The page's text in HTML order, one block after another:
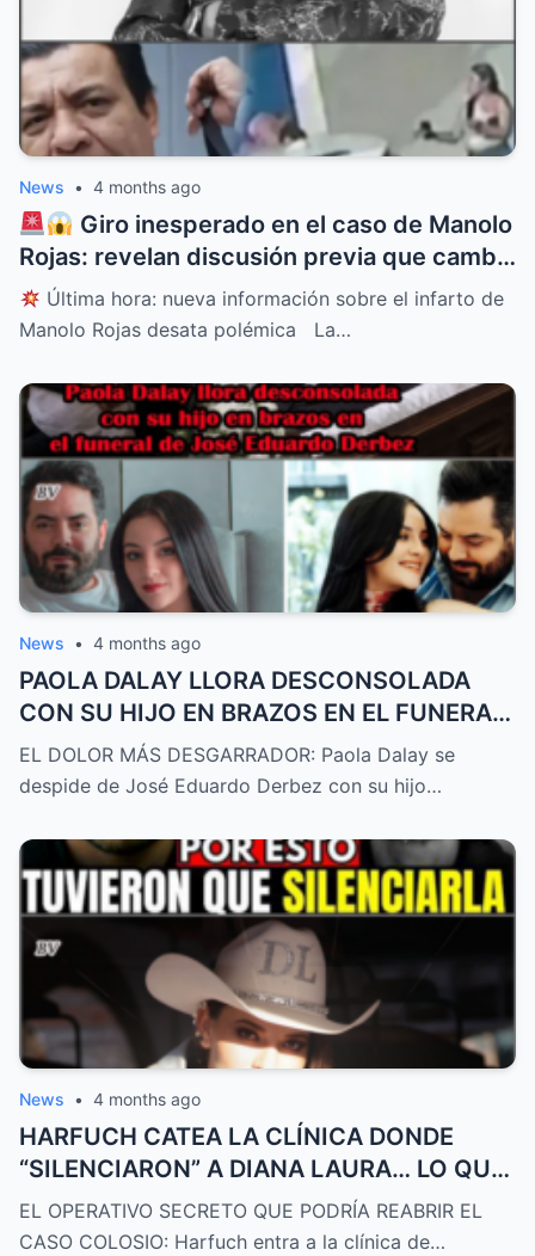
News • 4 months ago
Giro inesperado en el caso de Manolo
Rojas: revelan discusión previa que cambia
todoÚltima hora: nueva información sobre el infarto de
Manolo Rojas desata polémica La…
News • 4 months ago
PAOLA DALAY LLORA DESCONSOLADA
CON SU HIJO EN BRAZOS EN EL FUNERAL
DE JOSÉ EDUARDO DERBEZ
EL DOLOR MÁS DESGARRADOR: Paola Dalay se
despide de José Eduardo Derbez con su hijo…
News • 4 months ago
HARFUCH CATEA LA CLÍNICA DONDE
“SILENCIARON” A DIANA LAURA… LO QUE
DESCUBRIÓ ES ATROZ
EL OPERATIVO SECRETO QUE PODRÍA REABRIR EL
CASO COLOSIO: Harfuch entra a la clínica de…